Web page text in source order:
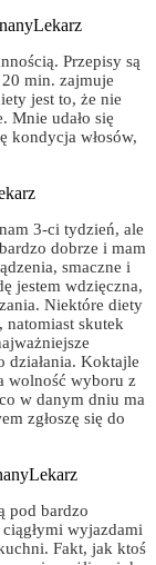
Przepisy są
min. zajmuje
jest to, że nie
Mnie udało się
kondycja włosów,
3-ci tydzień, ale
dobrze i mam
smaczne i
jestem wdzięczna,
Niektóre diety
natomiast skutek
działania. Koktajle
wolność wyboru z
w danym dniu ma
zgłoszę się do
pod bardzo
wyjazdami
Fakt, jak ktoś